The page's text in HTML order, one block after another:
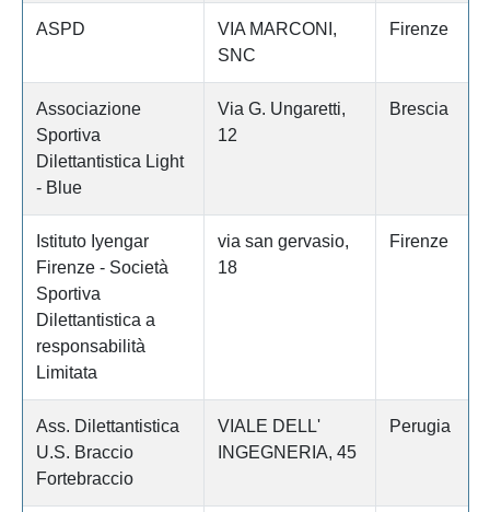
ASPD
VIA MARCONI,
SNC
Firenze
Associazione
Sportiva
Dilettantistica Light
- Blue
Via G. Ungaretti,
12
Brescia
Istituto Iyengar
Firenze - Società
Sportiva
Dilettantistica a
responsabilità
Limitata
via san gervasio,
18
Firenze
Ass. Dilettantistica
U.S. Braccio
Fortebraccio
VIALE DELL'
INGEGNERIA, 45
Perugia